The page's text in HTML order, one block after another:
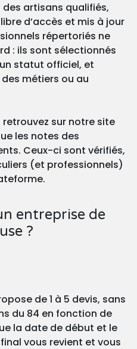
artisans qualifiés,
d’accès et mis à jour
répertoriés ne
: ils sont sélectionnés
statut officiel, et
métiers ou au
sur notre site
les notes des
Ceux-ci sont vérifiés,
(et professionnels)
entreprise de
?
de 1 à 5 devis, sans
du 84 en fonction de
la date de début et le
vous revient et vous